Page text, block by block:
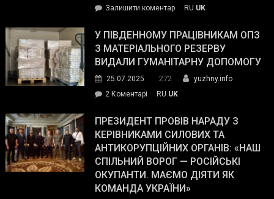
Залишити коментарon
завойовує
симпатії
виборців
The
Street
Journal.
RU UK
У ПІВДЕННОМУ ПРАЦІВНИКАМ ОПЗ
З МАТЕРІАЛЬНОГО РЕЗЕРВУ
ВИДАЛИ ГУМАНІТАРНУ ДОПОМОГУ
25.07.2025 272
yuzhny.info
2 Коментарі
Південному
працівникам
ОПЗ
з
матеріального
резерву
RU UK
ПРЕЗИДЕНТ ПРОВІВ НАРАДУ З
КЕРІВНИКАМИ СИЛОВИХ ТА
АНТИКОРУПЦІЙНИХ ОРГАНІВ: «НАШ
СПІЛЬНИЙ ВОРОГ — РОСІЙСЬКІ
ОКУПАНТИ. МАЄМО ДІЯТИ ЯК
КОМАНДА УКРАЇНИ»